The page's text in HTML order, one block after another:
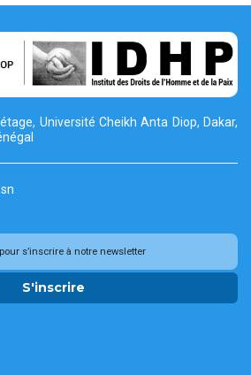
Université CheikhAnta Diop, Dakar,
S'inscrire